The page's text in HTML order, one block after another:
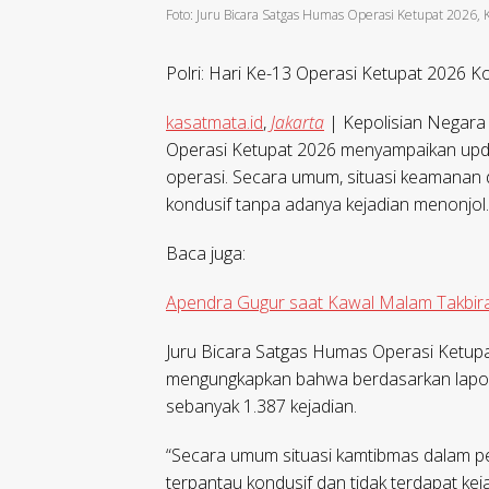
Foto: Juru Bicara Satgas Humas Operasi Ketupat 2026,
Polri: Hari Ke-13 Operasi Ketupat 2026
kasatmata.id,Jakarta | Kepolisian
Operasi Ketupat 2026 menyampaikan
operasi. Secara umum, situasi
kondusif tanpa adanya kejadian menonjol.
Baca juga:
Apendra Gugur saat Kawal Malam
Juru Bicara Satgas Humas Operasi
mengungkapkan bahwa berdasarkan
sebanyak 1.387 kejadian.
“Secara umum situasi kamtibmas dalam
terpantau kondusif dan tidak terdapat